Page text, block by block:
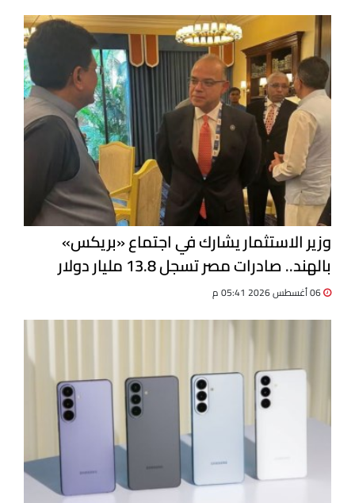
وزير الاستثمار يشارك في اجتماع «بريكس»
بالهند.. صادرات مصر تسجل 13.8 مليار دولار